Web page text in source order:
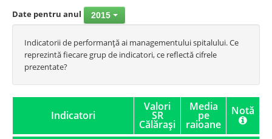
Date pentru anul 2015
Indicatorii de performanţă ai managementului spitalului. Ce
reprezintă fiecare grup de indicatori, ce reflectă cifrele
prezentate?
Indicatori
Valori
SR
Călăraşi
Media
pe
raioane
Notă